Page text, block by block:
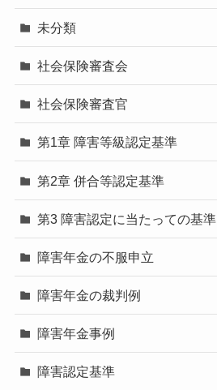
未分類
社会保険審査会
社会保険審査官
第1章 障害等級認定基準
第2章 併合等認定基準
第3 障害認定に当たっての基準
障害年金の不服申立
障害年金の裁判例
障害年金事例
障害認定基準